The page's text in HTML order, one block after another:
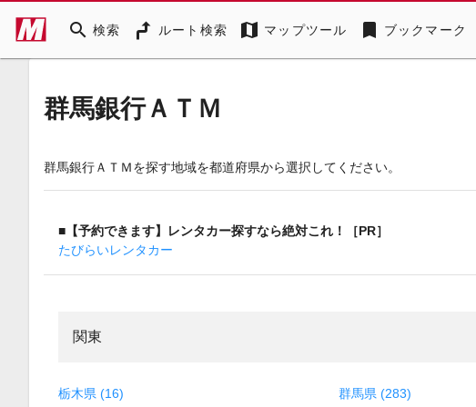
search 検索 ルート検索 map マップツール bookmark ブックマーク
群馬銀行ＡＴＭ
群馬銀行ＡＴＭを探す地域を都道府県から選択してください。
■【予約できます】レンタカー探すなら絶対これ！［PR］
たびらいレンタカー
関東
栃木県 (16) 群馬県 (283)